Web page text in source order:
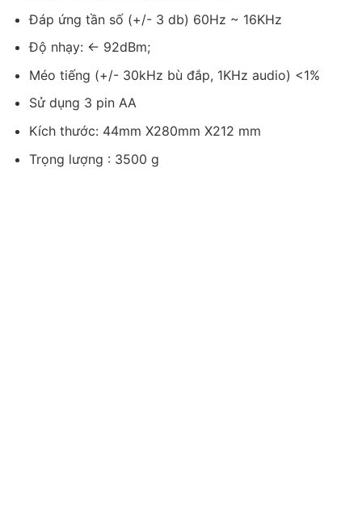
Đáp ứng tần số (+/- 3 db) 60Hz ~ 16KHz
Độ nhạy: <- 92dBm;
Méo tiếng (+/- 30kHz bù đắp, 1KHz audio) <1%
Sử dụng 3 pin AA
Kích thước: 44mm X280mm X212 mm
Trọng lượng : 3500 g